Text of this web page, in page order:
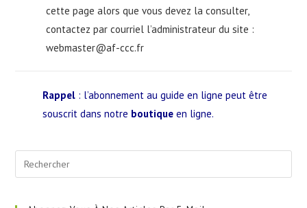
cette page alors que vous devez la consulter,
contactez par courriel l’administrateur du site :
webmaster@af-ccc.fr
Rappel : l’abonnement au guide en ligne peut être
souscrit dans notre boutique en ligne.